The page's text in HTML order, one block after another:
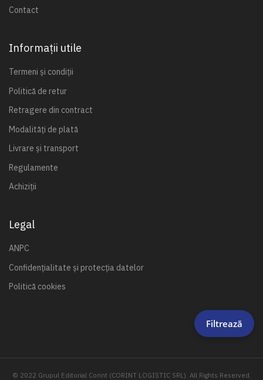
Contact
Informații utile
Termeni și condiții
Politică de retur
Retragere din contract
Modalități de plată
Livrare și transport
Regulamente
Achiziții
Legal
ANPC
Confidențialitate și protecția datelor
Politică cookies
© 2022 Grupul Editorial Corint (CORINT LOGISTIC SRL). All Rights Reserved.
Filtrează